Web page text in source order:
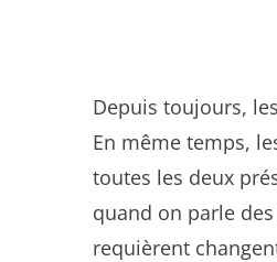
Depuis toujours,
En même temps,
toutes les deux
quand on parle
requièrent